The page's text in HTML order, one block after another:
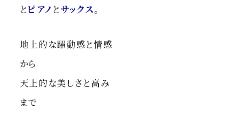
とピアノ とサックス。
地上的な躍動感と情感
から
天上的な美しさと高み
まで